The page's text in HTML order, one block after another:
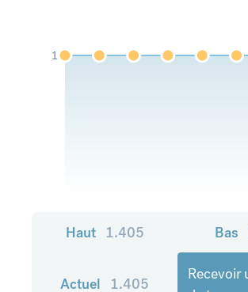
1
Haut 1.405 Bas
Actuel 1.405
Recevoir